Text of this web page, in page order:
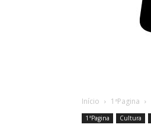
Início 1ªPagina
1ªPagina Cultura